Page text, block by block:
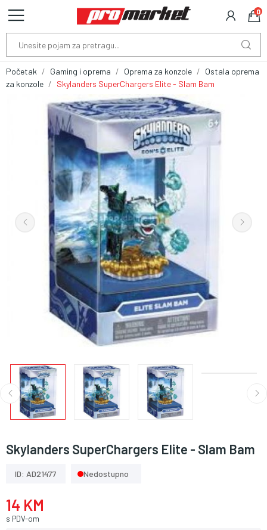
0
Početak Gaming i oprema Oprema za konzole
Ostala oprema
za konzole
Skylanders SuperChargers Elite - Slam Bam
Skylanders SuperChargers Elite - Slam Bam
ID: AD21477 Nedostupno
14 KM
s PDV-om